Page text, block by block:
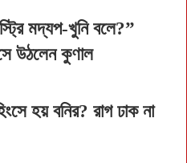
মদ্যপ-খুনি বলে?”
উঠলেন কুণাল
হয় বনির? রাগ ঢাক না